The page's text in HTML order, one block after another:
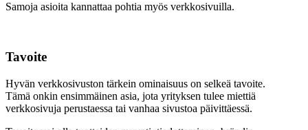
Samoja asioita kannattaa pohtia myös verkkosivuilla.
Tavoite
Hyvän verkkosivuston tärkein ominaisuus on selkeä tavoite.
Tämä onkin ensimmäinen asia, jota yrityksen tulee miettiä
verkkosivuja perustaessa tai vanhaa sivustoa päivittäessä.